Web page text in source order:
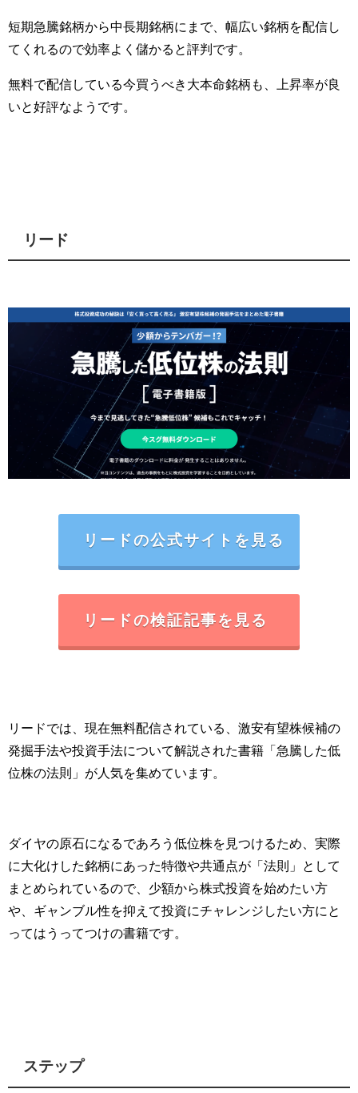
短期急騰銘柄から中長期銘柄にまで、幅広い銘柄を配信し
てくれるので効率よく儲かると評判です。
無料で配信している今買うべき大本命銘柄も、上昇率が良
いと好評なようです。
リード
リードの公式サイトを見る
リードの検証記事を見る
リードでは、現在無料配信されている、 激安有望株候補の
発掘手法や投資手法について解説された書籍「急騰した低
位株の法則」が人気を集めています。
ダイヤの原石になるであろう低位株を見つけるため、実際
に大化けした銘柄にあった特徴や共通点が「法則」として
まとめられているので、 少額から株式投資を始めたい方
や、ギャンブル性を抑えて投資にチャレンジしたい方にと
ってはうってつけの書籍です。
ステップ